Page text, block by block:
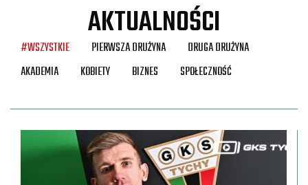
w
a
r
k
AKTUALNOŚCI
#WSZYSTKIE PIERWSZA DRUŻYNA
DRUGA DRUŻYNA
AKADEMIA
KOBIETY BIZNES SPOŁECZNOŚĆ